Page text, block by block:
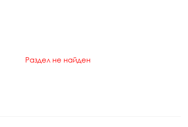
Раздел не найден